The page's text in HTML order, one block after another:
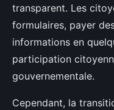
transparent. Les
formulaires, payer
informations en
participation
gouvernementale.
Cependant, la